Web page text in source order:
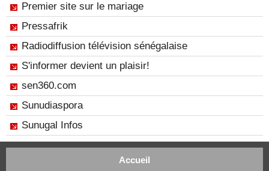
Premier site sur le mariage
Pressafrik
Radiodiffusion télévision sénégalaise
S'informer devient un plaisir!
sen360.com
Sunudiaspora
Sunugal Infos
Accueil